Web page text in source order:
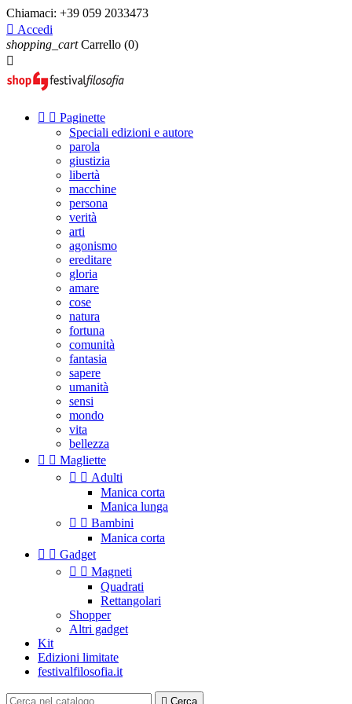
Chiamaci: +39 059 2033473
 Accedi
shopping_cart Carrello (0)

  Paginette
Speciali edizioni e autore
parola
giustizia
libertà
macchine
persona
verità
arti
agonismo
ereditare
gloria
amare
cose
natura
fortuna
comunità
fantasia
sapere
umanità
sensi
mondo
vita
bellezza
  Magliette
  Adulti
Manica corta
Manica lunga
  Bambini
Manica corta
  Gadget
  Magneti
Quadrati
Rettangolari
Shopper
Altri gadget
Kit
Edizioni limitate
festivalfilosofia.it
 Cerca